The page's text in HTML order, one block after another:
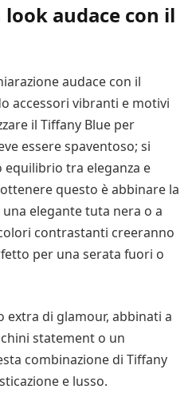
audace con il
audace con il
accessori vibranti e motivi
il Tiffany Blue per
essere spaventoso; si
tra eleganza e
questo è abbinare la
elegante tuta nera o a
contrastanti creeranno
per una serata fuori o
extra di glamour, abbinati a
statement o un
combinazione di Tiffany
e lusso.